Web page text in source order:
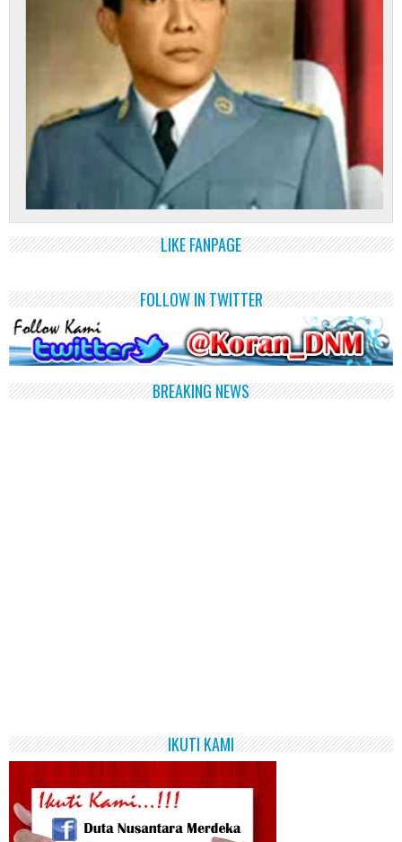
LIKE FANPAGE
FOLLOW IN TWITTER
BREAKING NEWS
IKUTI KAMI